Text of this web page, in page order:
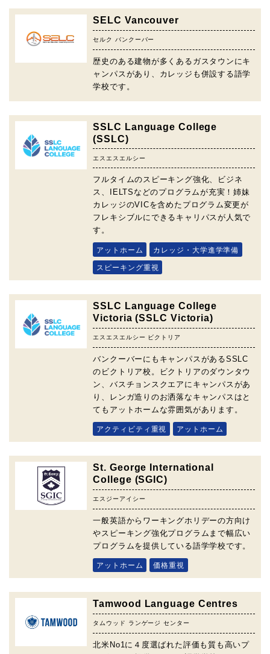
SELC Vancouver
セルク バンクーバー
歴史のある建物が多くあるガスタウンにキ
ャンパスがあり、カレッジも併設する語学
学校です。
SSLC Language College
(SSLC)
エスエスエルシー
フルタイムのスピーキング強化、ビジネ
ス、IELTSなどのプログラムが充実！姉妹
カレッジのVICを含めたプログラム変更が
フレキシブルにできるキャリパスが人気で
す。
アットホーム カレッジ・大学進学準備
スピーキング重視
SSLC Language College
Victoria (SSLC Victoria)
エスエスエルシー ビクトリア
バンクーバーにもキャンパスがあるSSLC
のビクトリア校。ビクトリアのダウンタウ
ン、バスチョンスクエアにキャンパスがあ
り、レンガ造りのお洒落なキャンパスはと
てもアットホームな雰囲気があります。
アクティビティ重視 アットホーム
St. George International
College (SGIC)
エスジーアイシー
一般英語からワーキングホリデーの方向け
やスピーキング強化プログラムまで幅広い
プログラムを提供している語学学校です。
アットホーム 価格重視
Tamwood Language Centres
タムウッド ランゲージ センター
北米No1に４度選ばれた評価も質も高いプ